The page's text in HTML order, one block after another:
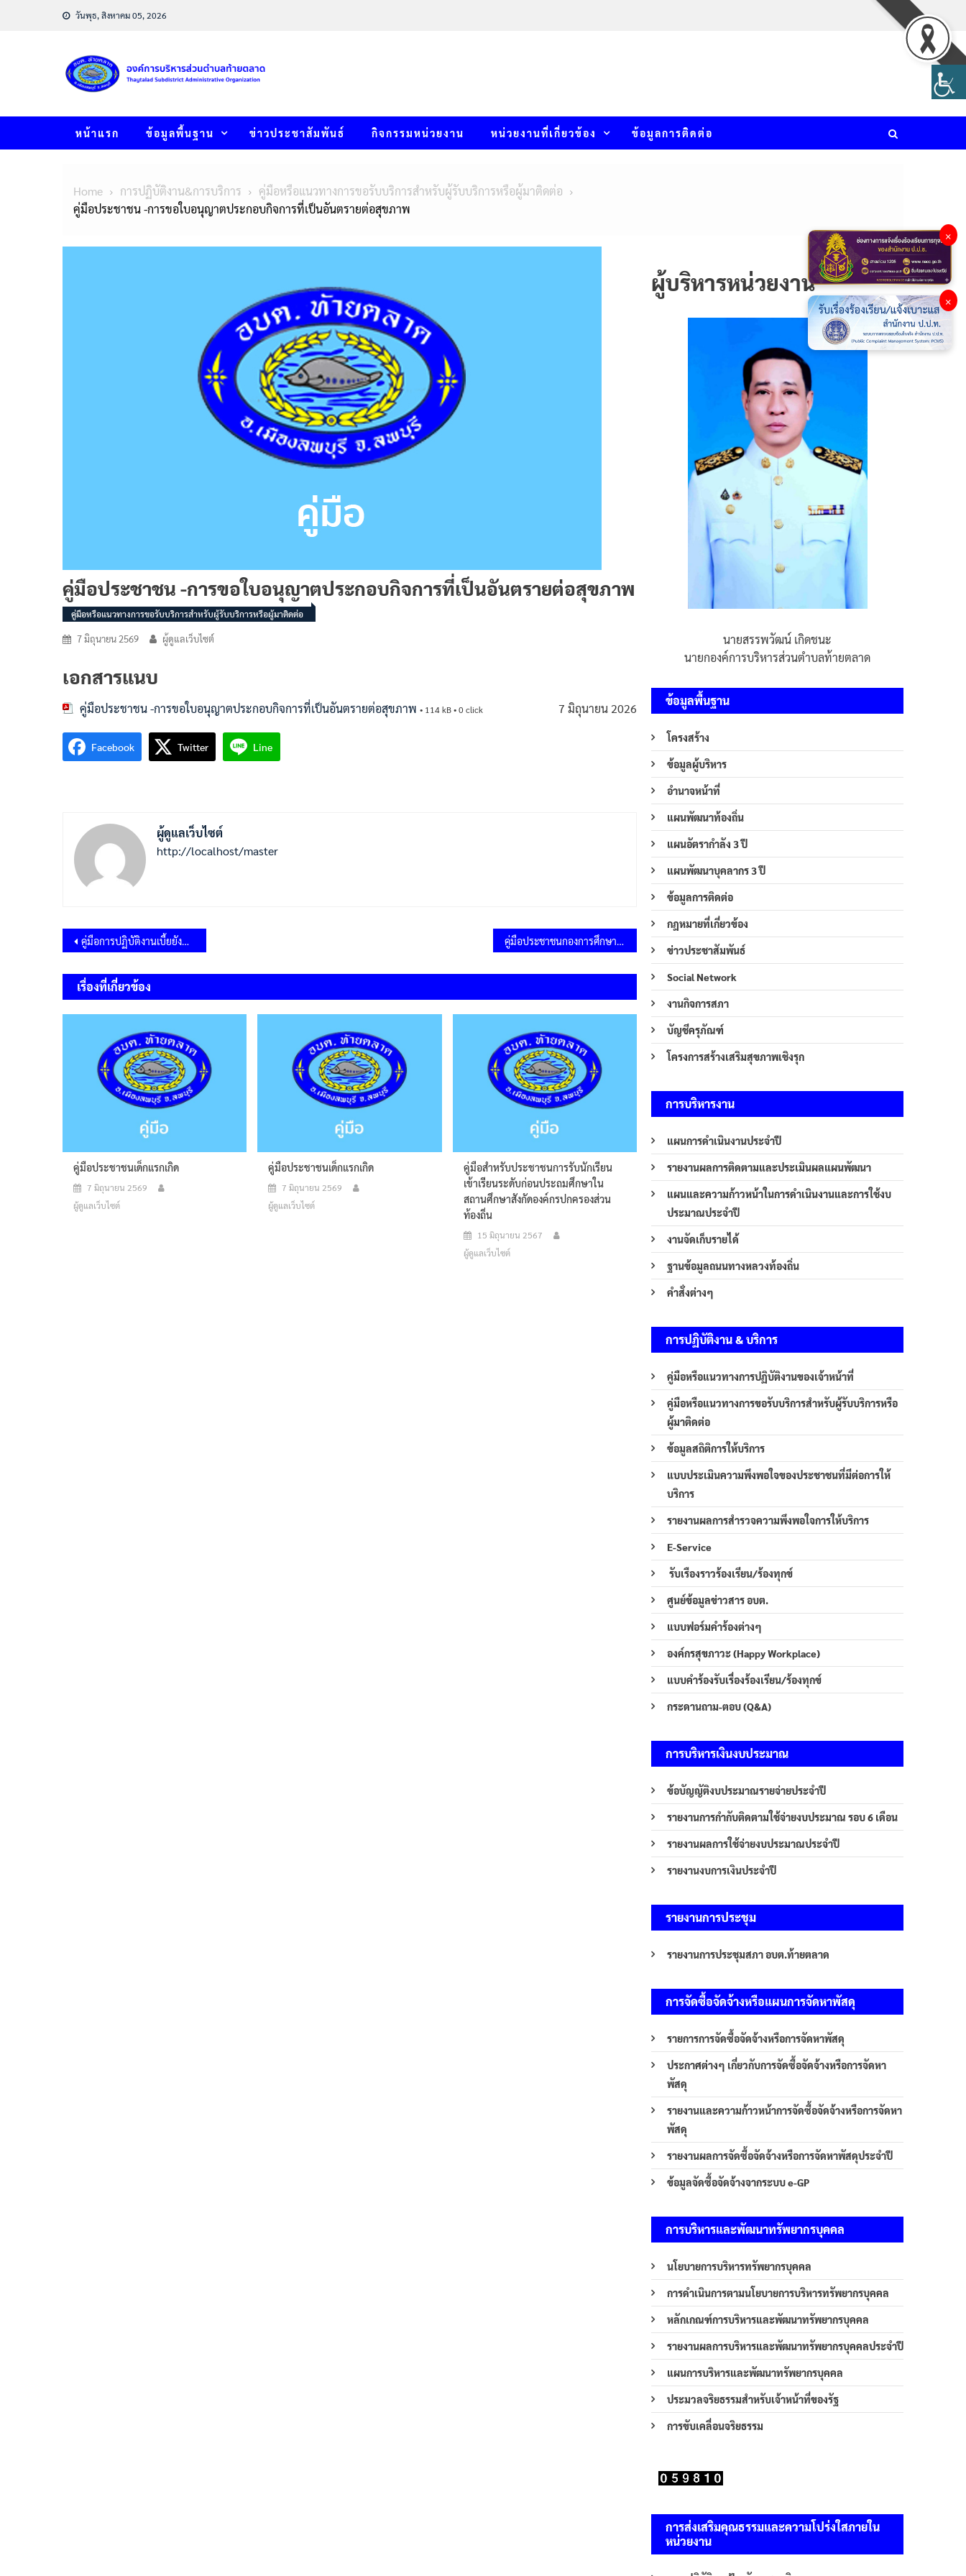
วันพุธ, สิงหาคม 05, 2026
หน้าแรก ข้อมูลพื้นฐาน ข่าวประชาสัมพันธ์ กิจกรรมหน่วยงาน หน่วยงานที่เกี่ยวข้อง ข้อมูลการติดต่อ
Home การปฏิบัติงาน&การบริการ
คู่มือหรือแนวทางการขอรับบริการสำหรับผู้รับบริการหรือผู้มาติดต่อ
คู่มือประชาชน -การขอใบอนุญาตประกอบกิจการที่เป็นอันตรายต่อสุขภาพ
คู่มือประชาชน -การขอใบอนุญาตประกอบกิจการที่เป็นอันตรายต่อสุขภาพ
คู่มือหรือแนวทางการขอรับบริการสำหรับผู้รับบริการหรือผู้มาติดต่อ
7 มิถุนายน 2569 ผู้ดูแลเว็บไซต์
เอกสารแนบ
คู่มือประชาชน -การขอใบอนุญาตประกอบกิจการที่เป็นอันตรายต่อสุขภาพ • 114 kB • 0 click 7 มิถุนายน 2026
Facebook Twitter Line
ผู้ดูแลเว็บไซต์
http://localhost/master
แนะแนว
เรื่อง
คู่มือการปฏิบัติงานเบี้ยยังชีพท้ายตลาด คู่มือประชาชนกองการศึกษาฯ
เรื่องที่เกี่ยวข้อง
คู่มือประชาชนเด็กแรกเกิด
7 มิถุนายน 2569
ผู้ดูแลเว็บไซต์
คู่มือประชาชนเด็กแรกเกิด
7 มิถุนายน 2569
ผู้ดูแลเว็บไซต์
คู่มือสำหรับประชาชนการรับนักเรียน
เข้าเรียนระดับก่อนประถมศึกษาใน
สถานศึกษาสังกัดองค์กรปกครองส่วน
ท้องถิ่น
15 มิถุนายน 2567
ผู้ดูแลเว็บไซต์
ผู้บริหารหน่วยงาน
นายสรรพวัฒน์ เกิดชนะ
นายกองค์การบริหารส่วนตำบลท้ายตลาด
ข้อมูลพื้นฐาน
โครงสร้าง
ข้อมูลผู้บริหาร
อำนาจหน้าที่
แผนพัฒนาท้องถิ่น
แผนอัตรากำลัง 3 ปี
แผนพัฒนาบุคลากร 3 ปี
ข้อมูลการติดต่อ
กฎหมายที่เกี่ยวข้อง
ข่าวประชาสัมพันธ์
Social Network
งานกิจการสภา
บัญชีครุภัณฑ์
โครงการสร้างเสริมสุขภาพเชิงรุก
การบริหารงาน
แผนการดำเนินงานประจำปี
รายงานผลการติดตามและประเมินผลแผนพัฒนา
แผนและความก้าวหน้าในการดำเนินงานและการใช้งบ
ประมาณประจำปี
งานจัดเก็บรายได้
ฐานข้อมูลถนนทางหลวงท้องถิ่น
คำสั่งต่างๆ
การปฏิบัติงาน & บริการ
คู่มือหรือแนวทางการปฏิบัติงานของเจ้าหน้าที่
คู่มือหรือแนวทางการขอรับบริการสำหรับผู้รับบริการหรือ
ผู้มาติดต่อ
ข้อมูลสถิติการให้บริการ
แบบประเมินความพึงพอใจของประชาชนที่มีต่อการให้
บริการ
รายงานผลการสำรวจความพึงพอใจการให้บริการ
E-Service
รับเรืองราวร้องเรียน/ร้องทุกข์
ศูนย์ข้อมูลข่าวสาร อบต.
แบบฟอร์มคำร้องต่างๆ
องค์กรสุขภาวะ (Happy Workplace)
แบบคำร้องรับเรื่องร้องเรียน/ร้องทุกข์
กระดานถาม-ตอบ (Q&A)
การบริหารเงินงบประมาณ
ข้อบัญญัติงบประมาณรายจ่ายประจำปี
รายงานการกำกับติดตามใช้จ่ายงบประมาณ รอบ 6 เดือน
รายงานผลการใช้จ่ายงบประมาณประจำปี
รายงานงบการเงินประจำปี
รายงานการประชุม
รายงานการประชุมสภา อบต.ท้ายตลาด
การจัดซื้อจัดจ้างหรือแผนการจัดหาพัสดุ
รายการการจัดซื้อจัดจ้างหรือการจัดหาพัสดุ
ประกาศต่างๆ เกี่ยวกับการจัดซื้อจัดจ้างหรือการจัดหา
พัสดุ
รายงานและความก้าวหน้าการจัดซื้อจัดจ้างหรือการจัดหา
พัสดุ
รายงานผลการจัดซื้อจัดจ้างหรือการจัดหาพัสดุประจำปี
ข้อมูลจัดซื้อจัดจ้างจากระบบ e-GP
การบริหารและพัฒนาทรัพยากรบุคคล
นโยบายการบริหารทรัพยากรบุคคล
การดำเนินการตามนโยบายการบริหารทรัพยากรบุคคล
หลักเกณฑ์การบริหารและพัฒนาทรัพยากรบุคคล
รายงานผลการบริหารและพัฒนาทรัพยากรบุคคลประจำปี
แผนการบริหารและพัฒนาทรัพยากรบุคคล
ประมวลจริยธรรมสำหรับเจ้าหน้าที่ของรัฐ
การขับเคลื่อนจริยธรรม
การส่งเสริมคุณธรรมและความโปร่งใสภายใน
หน่วยงาน
×
×